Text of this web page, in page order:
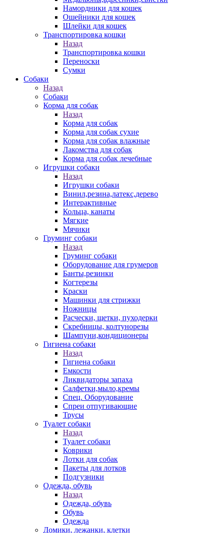
Намордники для кошек
Ошейники для кошек
Шлейки для кошек
Транспортировка кошки
Назад
Транспортировка кошки
Переноски
Сумки
Собаки
Назад
Собаки
Корма для собак
Назад
Корма для собак
Корма для собак сухие
Корма для собак влажные
Лакомства для собак
Корма для собак лечебные
Игрушки собаки
Назад
Игрушки собаки
Винил,резина,латекс,дерево
Интерактивные
Кольца, канаты
Мягкие
Мячики
Груминг собаки
Назад
Груминг собаки
Оборудование для грумеров
Банты,резинки
Когтерезы
Краски
Машинки для стрижки
Ножницы
Расчески, щетки, пуходерки
Скребницы, колтунорезы
Шампуни,кондиционеры
Гигиена собаки
Назад
Гигиена собаки
Емкости
Ликвидаторы запаха
Салфетки,мыло,кремы
Спец. Оборудование
Спреи отпугивающие
Трусы
Туалет собаки
Назад
Туалет собаки
Коврики
Лотки для собак
Пакеты для лотков
Подгузники
Одежда, обувь
Назад
Одежда, обувь
Обувь
Одежда
Домики, лежанки, клетки